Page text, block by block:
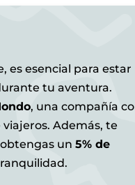
es esencial para estar
tu aventura.
, una compañía
Además, te
un 5% de